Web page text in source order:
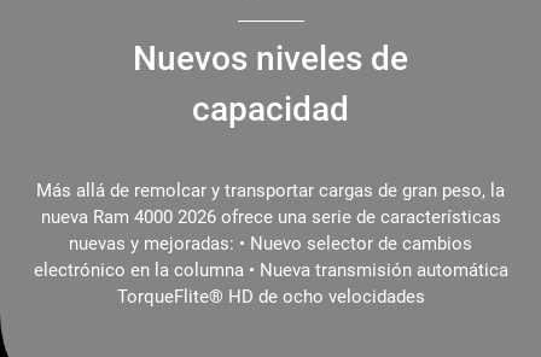
Nuevos niveles de
capacidad
Más allá de remolcar y transportar cargas de gran peso, la
nueva Ram 4000 2026 ofrece una serie de características
nuevas y mejoradas: • Nuevo selector de cambios
electrónico en la columna • Nueva transmisión automática
TorqueFlite® HD de ocho velocidades